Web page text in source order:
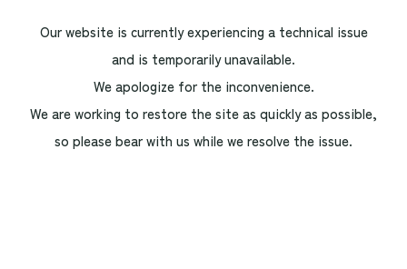
Our website is currently experiencing a technical issue
and is temporarily unavailable.
We apologize for the inconvenience.
We are working to restore the site as quickly as possible,
so please bear with us while we resolve the issue.